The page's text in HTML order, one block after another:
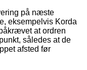
på næste
eksempelvis Korda
at ordren
således at de
afsted før